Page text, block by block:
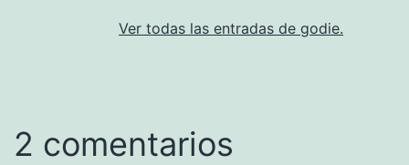
Ver todas las entradas de godie.
2 comentarios